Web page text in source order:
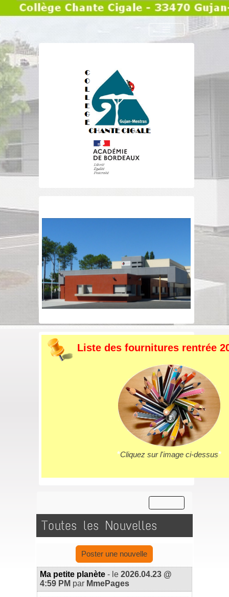
Liste des fournitures rentrée
*Cliquez sur l'image ci-dessus*
Toutes les Nouvelles
Poster une nouvelle
Ma petite planète - le2026.04.23 @
4:59 PM par MmePages